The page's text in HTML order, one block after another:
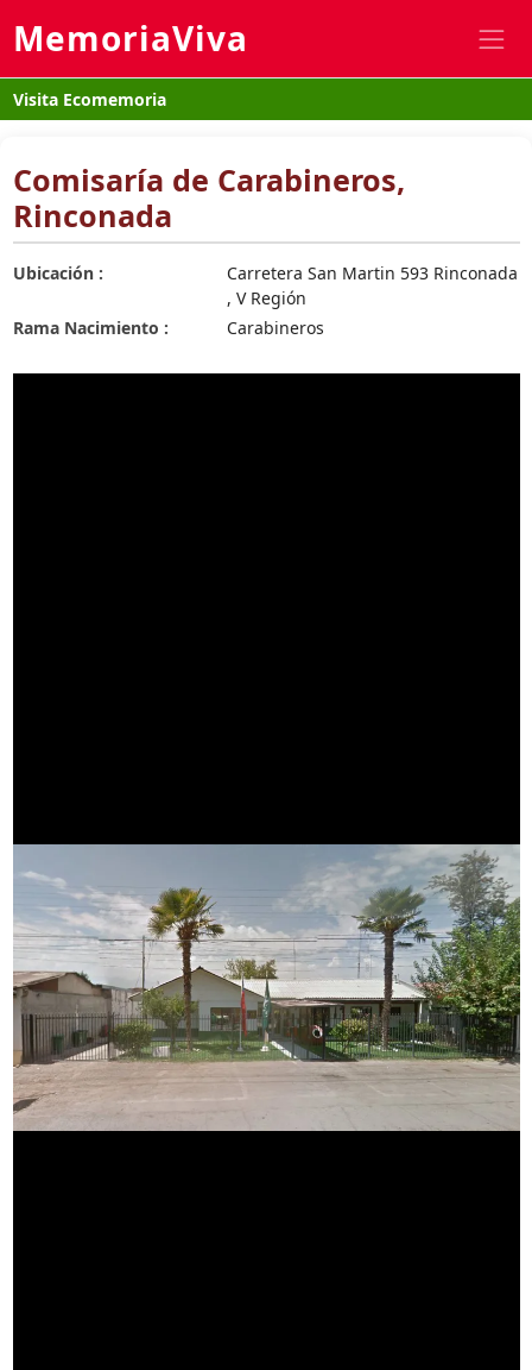
MemoriaViva
Visita Ecomemoria
Comisaría de Carabineros,
Rinconada
Ubicación :
Carretera San Martin 593 Rinconada
, V Región
Rama Nacimiento :
Carabineros